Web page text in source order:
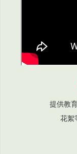
提供教
花絮